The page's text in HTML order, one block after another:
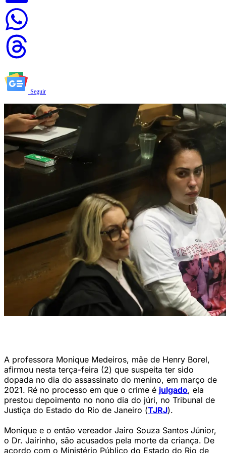
Seguir
A professora Monique Medeiros, mãe de Henry Borel,
afirmou nesta terça-feira (2) que suspeita ter sido
dopada no dia do assassinato do menino, em março de
2021. Ré no processo em que o crime é julgado, ela
prestou depoimento no nono dia do júri, no Tribunal de
Justiça do Estado do Rio de Janeiro (TJRJ).
Monique e o então vereador Jairo Souza Santos Júnior,
o Dr. Jairinho, são acusados pela morte da criança. De
acordo com o Ministério Público do Estado do Rio de